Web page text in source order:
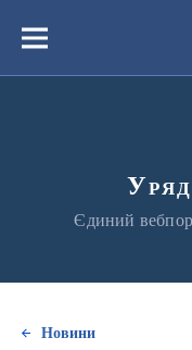
вмістуМеню
Єдиний
Новини